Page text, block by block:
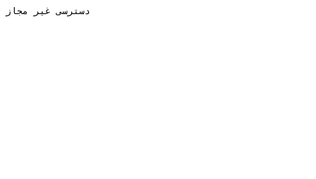
دسترسی غیر مجاز